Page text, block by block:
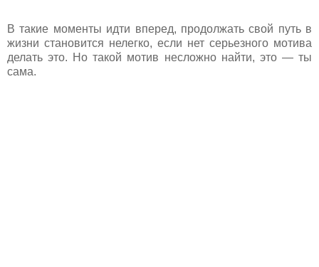
В такие моменты идти вперед, продолжать свой путь в
жизни становится нелегко, если нет серьезного мотива
делать это. Но такой мотив несложно найти, это — ты
сама.